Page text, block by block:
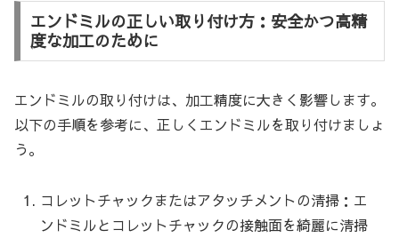
エンドミルの正しい取り付け方：安全かつ高精
度な加工のために
エンドミルの取り付けは、加工精度に大きく影響します。
以下の手順を参考に、正しくエンドミルを取り付けましょ
う。
コレットチャックまたはアタッチメントの清掃：エ
ンドミルとコレットチャックの接触面を綺麗に清掃